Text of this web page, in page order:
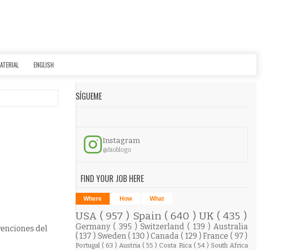
ENGLISH
del
SÍGUEME
Instagram
@bioblogo
FIND YOUR JOB HERE
Where How What
USA ( 957 ) Spain ( 640 ) UK ( 435 )
Germany ( 395 )Switzerland( 139 )Australia
( 137 ) Sweden( 130 )Canada( 129 )France ( 97 )
Portugal ( 63 ) Austria ( 55 ) Costa Rica ( 54 ) South Africa